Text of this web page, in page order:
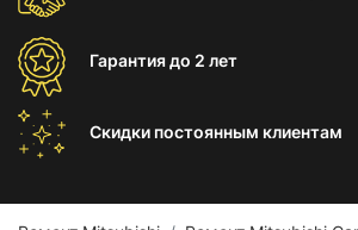
Гарантиядо 2 лет
Скидки постоянным клиентам